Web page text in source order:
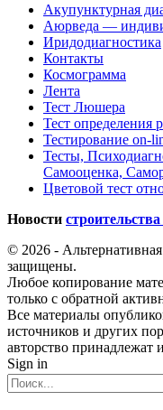
Акупунктурная
Аюрведа —
Иридодиагностика
Контакты
Космограмма
Лента
Тест Люшера
Тест определения
Тестирование on-
Тесты,
Самооценка,
Цветовой тест
Новости
© 2026 -
защищены.
Любое копирование
только с обратной
Все материалы
источников и других
авторство принадлежат
Sign in